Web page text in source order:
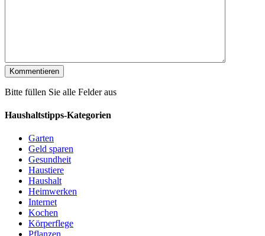
Bitte füllen Sie alle Felder aus
Haushaltstipps-Kategorien
Garten
Geld sparen
Gesundheit
Haustiere
Haushalt
Heimwerken
Internet
Kochen
Körperflege